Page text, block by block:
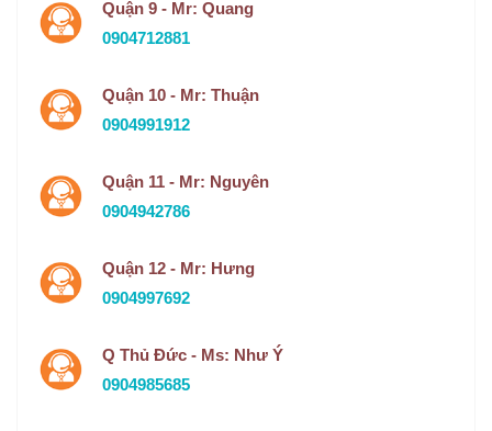
Quận 9 - Mr: Quang
0904712881
Quận 10 - Mr: Thuận
0904991912
Quận 11 - Mr: Nguyên
0904942786
Quận 12 - Mr: Hưng
0904997692
Q Thủ Đức - Ms: Như Ý
0904985685